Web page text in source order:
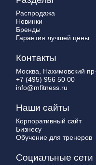
Распродажа
Новинки
Бренды
Гарантия лучшей цены
Контакты
Москва, Нахимовский
+7 (495) 956 50 00
info@mfitness.ru
Наши сайты
Корпоративный сайт
Бизнесу
Обучение для тренеров
Социальные сети